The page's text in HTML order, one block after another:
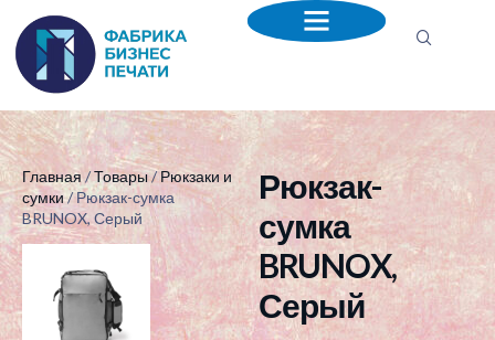
Главная/Товары/Рюкзаки и
сумки/ Рюкзак-сумка
BRUNOX, Серый
Рюкзак-
сумка
BRUNOX,
Серый